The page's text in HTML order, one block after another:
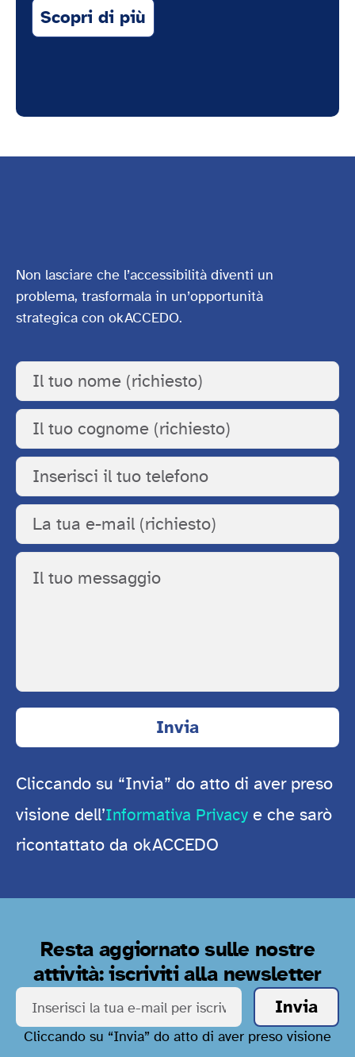
Scopri di più
Non lasciare che l’accessibilità diventi un
problema, trasformala in un’opportunità
strategica con okACCEDO.
Cliccando su “Invia” do atto di aver preso
visione dell’Informativa Privacy e che sarò
ricontattato da okACCEDO
Resta aggiornato sulle nostre
attività: iscriviti alla newsletter
Cliccando su “Invia” do atto di aver preso visione